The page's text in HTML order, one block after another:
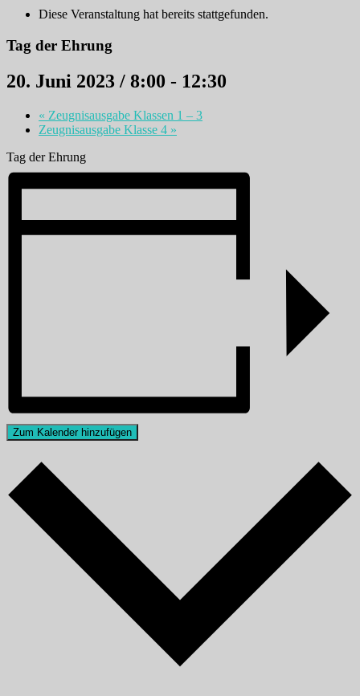
Diese Veranstaltung hat bereits stattgefunden.
Tag der Ehrung
20. Juni 2023 / 8:00 - 12:30
« Zeugnisausgabe Klassen 1 – 3
Zeugnisausgabe Klasse 4 »
Tag der Ehrung
Zum Kalender hinzufügen